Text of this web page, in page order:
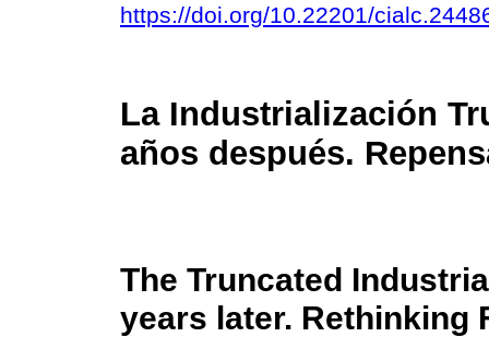
https://doi.org/10.22201/
La Industrialización
años después.
The Truncated
years later. Rethinking